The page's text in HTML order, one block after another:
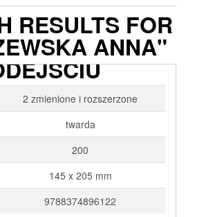
RESULTS FOR
ANNA"
W
15 ADMIN3992 0
2 zmienione i rozszerzone
twarda
200
145 x 205 mm
9788374896122